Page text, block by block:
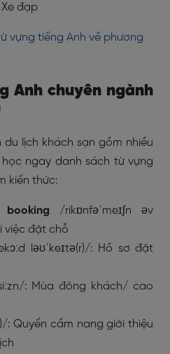
Xe đạp
vựng tiếng Anh về phương
Anh chuyên ngành
du lịch khách sạn gồm nhiều
ngay danh sách từ vựng
kiến thức:
booking
/rikɒnfəˈmeɪʃn əv
việc đặt chỗ
ləʊˈkeɪtə(r)/: Hồ sơ đặt
: Mùa đông khách/ cao
: Quyển cẩm nang giới thiệu